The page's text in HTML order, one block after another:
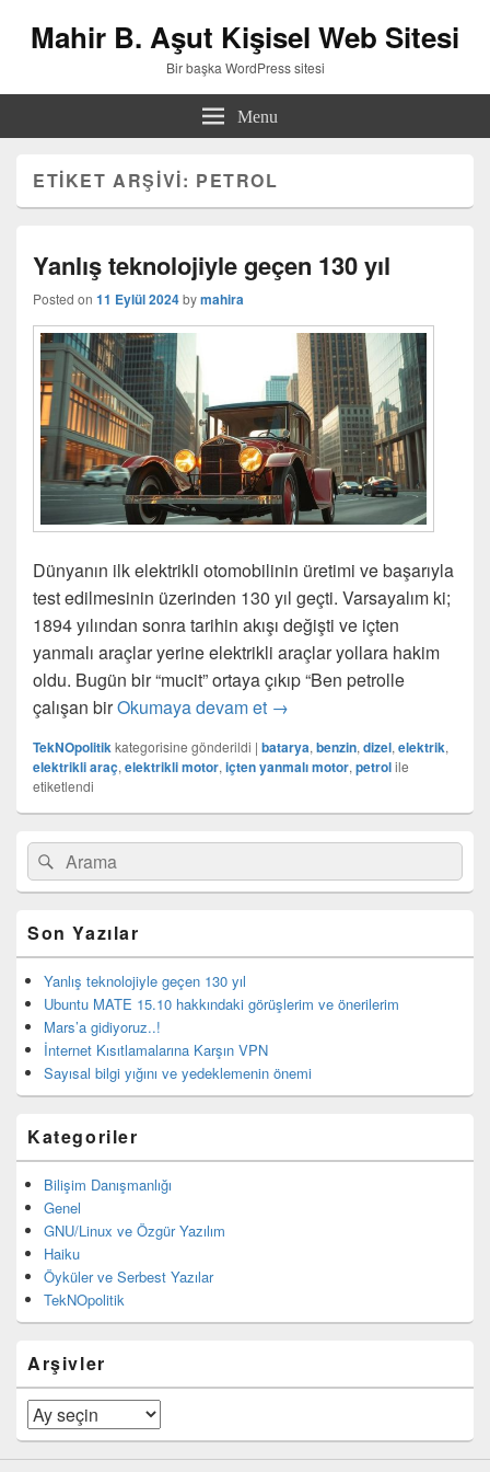
Mahir B. Aşut Kişisel Web Sitesi
Bir başka WordPress sitesi
Menu
ETIKET ARŞIVI: PETROL
Yanlış teknolojiyle geçen 130 yıl
Posted on 11 Eylül 2024bymahira
Dünyanın ilk elektrikli otomobilinin üretimi ve başarıyla
test edilmesinin üzerinden 130 yıl geçti. Varsayalım ki;
1894 yılından sonra tarihin akışı değişti ve içten
yanmalı araçlar yerine elektrikli araçlar yollara hakim
oldu. Bugün bir “mucit” ortaya çıkıp “Ben petrolle
çalışan birOkumaya devam et Yanlış teknolojiyle geçen
→
TekNOpolitikkategorisine gönderildi | batarya,benzin,dizel,elektrik,
elektrikli araç,elektrikli motor,içten yanmalı motor,petrolile
etiketlendi
Birincil
bar
eklenti
Search
for:
Ara
Son Yazılar
Yanlış teknolojiyle geçen 130 yıl
Ubuntu MATE 15.10 hakkındaki görüşlerim ve önerilerim
Mars’a gidiyoruz..!
İnternet Kısıtlamalarına Karşın VPN
Sayısal bilgi yığını ve yedeklemenin önemi
Kategoriler
Bilişim Danışmanlığı
Genel
GNU/Linux ve Özgür Yazılım
Haiku
Öyküler ve Serbest Yazılar
TekNOpolitik
Arşivler
Arşivler